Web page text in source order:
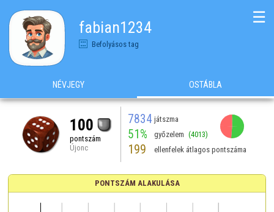
fabian1234
Befolyásos tag
☰
NÉVJEGY OSTÁBLA
100
pontszám
Újonc
7834 játszma
51% győzelem (4013)
199 ellenfelek átlagos pontszáma
PONTSZÁM ALAKULÁSA